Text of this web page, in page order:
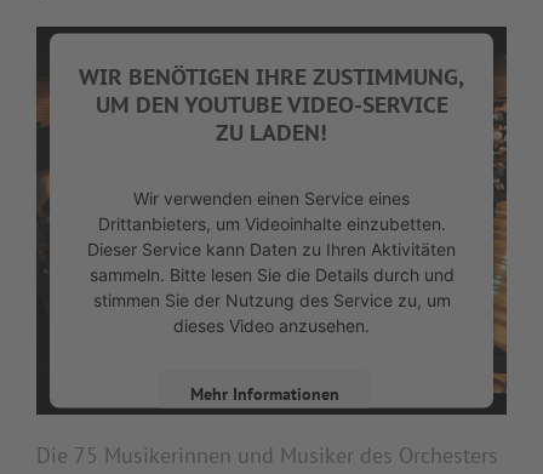
WIR BENÖTIGEN IHRE ZUSTIMMUNG,
UM DEN YOUTUBE VIDEO-SERVICE
ZU LADEN!
Wir verwenden einen Service eines
Drittanbieters, um Videoinhalte einzubetten.
Dieser Service kann Daten zu Ihren Aktivitäten
sammeln. Bitte lesen Sie die Details durch und
stimmen Sie der Nutzung des Service zu, um
dieses Video anzusehen.
Mehr Informationen
Akzeptieren
Die 75 Musikerinnen und Musiker des Orchesters